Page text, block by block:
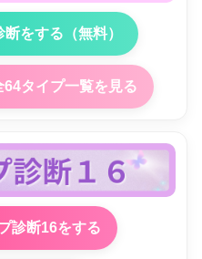
をする（無料）
タイプ一覧を見る
診断16をする